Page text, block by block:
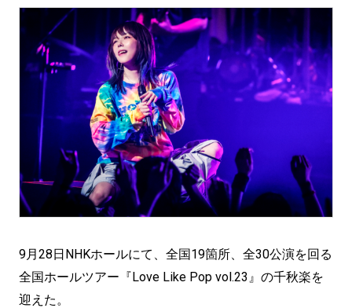
9月28日NHKホールにて、全国19箇所、全30公演を回る
全国ホールツアー『Love Like Pop vol.23』の千秋楽を
迎えた。